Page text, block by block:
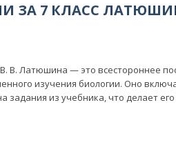
ЗА 7 КЛАСС
В. В. Латюшина — это всестороннее
изучения биологии. Оно
задания из учебника, что делает